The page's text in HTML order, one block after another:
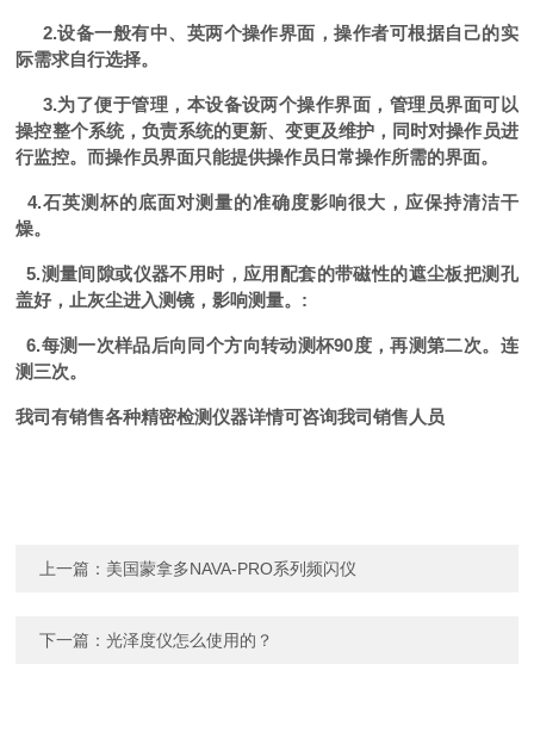
2.设备一般有中、英两个操作界面，操作者可根据自己的实
际需求自行选择。
3.为了便于管理，本设备设两个操作界面，管理员界面可以
操控整个系统，负责系统的更新、变更及维护，同时对操作员进
行监控。而操作员界面只能提供操作员日常操作所需的界面。
4.石英测杯的底面对测量的准确度影响很大，应保持清洁干
燥。
5.测量间隙或仪器不用时，应用配套的带磁性的遮尘板把测孔
盖好，止灰尘进入测镜，影响测量。 :
6.每测一次样品后向同个方向转动测杯90度，再测第二次。连
测三次。
我司有销售各种精密检测仪器详情可咨询我司销售人员
上一篇： 美国蒙拿多NAVA-PRO系列频闪仪
下一篇：光泽度仪怎么使用的？